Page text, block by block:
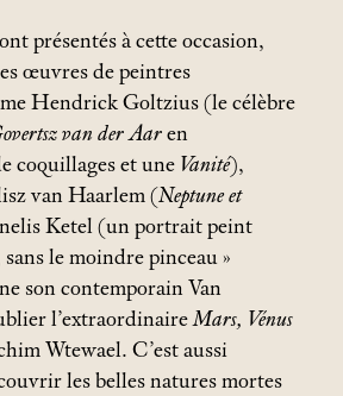
présentés à cette occasion,
œuvres de peintres
Hendrick Goltzius (le célèbre
van der Aar en
coquillages et une Vanité),
van Haarlem (Neptune et
Ketel (un portrait peint
sans le moindre pinceau »
son contemporain Van
l’extraordinaireMars, Vénus
Wtewael. C’est aussi
les belles natures mortes